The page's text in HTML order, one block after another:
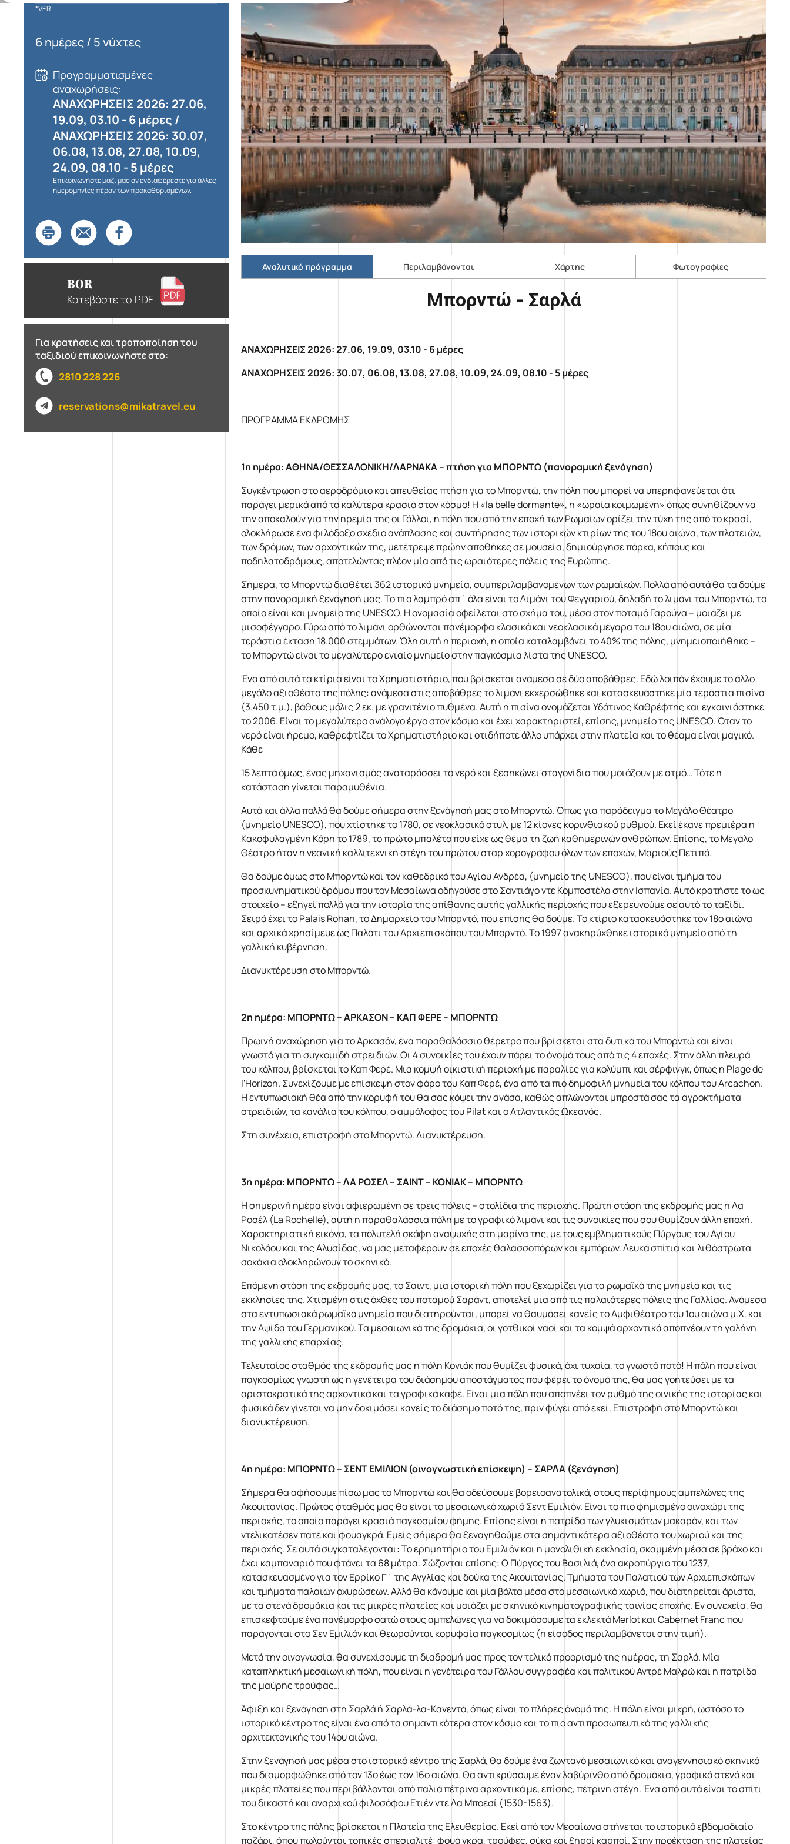
Φθινόπωρο 2026
Mika's Exclusive
Groups
*VER
6 ημέρες / 5 νύχτες
Προγραμματισμένες
αναχωρήσεις:
ΑΝΑΧΩΡΗΣΕΙΣ 2026: 27.06,
19.09, 03.10 - 6 μέρες /
ΑΝΑΧΩΡΗΣΕΙΣ 2026: 30.07,
06.08, 13.08, 27.08, 10.09,
24.09, 08.10 - 5 μέρες
Επικοινωνήστε μαζί μας αν ενδιαφέρεστε για άλλες
ημερομηνίες πέραν των προκαθορισμένων.
BOR
Κατεβάστε το PDF
Για κρατήσεις και τροποποίηση του
ταξιδιού επικοινωνήστε στο:
2810 228 226
reservations@mikatravel.eu
Αναλυτικό πρόγραμμα Περιλαμβάνονται Χάρτης Φωτογραφίες
Μπορντώ - Σαρλά
ΑΝΑΧΩΡΗΣΕΙΣ 2026: 27.06, 19.09, 03.10 - 6 μέρες
ΑΝΑΧΩΡΗΣΕΙΣ 2026: 30.07, 06.08, 13.08, 27.08, 10.09, 24.09, 08.10 - 5 μέρες
ΠΡΟΓΡΑΜΜΑ ΕΚΔΡΟΜΗΣ
1η ημέρα: ΑΘΗΝΑ/ΘΕΣΣΑΛΟΝΙΚΗ/ΛΑΡΝΑΚΑ – πτήση για ΜΠΟΡΝΤΩ (πανοραμική ξενάγηση)
Συγκέντρωση στο αεροδρόμιο και απευθείας πτήση για το Μπορντώ, την πόλη που μπορεί να υπερηφανεύεται ότι
παράγει μερικά από τα καλύτερα κρασιά στον κόσμο! Η «la belle dormante», η «ωραία κοιμωμένη» όπως συνηθίζουν να
την αποκαλούν για την ηρεμία της οι Γάλλοι, η πόλη που από την εποχή των Ρωμαίων ορίζει την τύχη της από το κρασί,
ολοκλήρωσε ένα φιλόδοξο σχέδιο ανάπλασης και συντήρησης των ιστορικών κτιρίων της του 18ου αιώνα, των πλατειών,
των δρόμων, των αρχοντικών της, μετέτρεψε πρώην αποθήκες σε μουσεία, δημιούργησε πάρκα, κήπους και
ποδηλατοδρόμους, αποτελώντας πλέον μία από τις ωραιότερες πόλεις της Ευρώπης.
Σήμερα, το Μπορντώ διαθέτει 362 ιστορικά μνημεία, συμπεριλαμβανομένων των ρωμαϊκών. Πολλά από αυτά θα τα δούμε
στην πανοραμική ξενάγησή μας. Το πιο λαμπρό απ΄ όλα είναι το Λιμάνι του Φεγγαριού, δηλαδή το λιμάνι του Μπορντώ, το
οποίο είναι και μνημείο της UNESCO. Η ονομασία οφείλεται στο σχήμα του, μέσα στον ποταμό Γαρούνα – μοιάζει με
μισοφέγγαρο. Γύρω από το λιμάνι ορθώνονται πανέμορφα κλασικά και νεοκλασικά μέγαρα του 18ου αιώνα, σε μία
τεράστια έκταση 18.000 στεμμάτων. Όλη αυτή η περιοχή, η οποία καταλαμβάνει το 40% της πόλης, μνημειοποιήθηκε –
το Μπορντώ είναι το μεγαλύτερο ενιαίο μνημείο στην παγκόσμια λίστα της UNESCO.
Ένα από αυτά τα κτίρια είναι το Χρηματιστήριο, που βρίσκεται ανάμεσα σε δύο αποβάθρες. Εδώ λοιπόν έχουμε το άλλο
μεγάλο αξιοθέατο της πόλης: ανάμεσα στις αποβάθρες το λιμάνι εκχερσώθηκε και κατασκευάστηκε μία τεράστια πισίνα
(3.450 τ.μ.), βάθους μόλις 2 εκ. με γρανιτένιο πυθμένα. Αυτή η πισίνα ονομάζεται Υδάτινος Καθρέφτης και εγκαινιάστηκε
το 2006. Είναι το μεγαλύτερο ανάλογο έργο στον κόσμο και έχει χαρακτηριστεί, επίσης, μνημείο της UNESCO. Όταν το
νερό είναι ήρεμο, καθρεφτίζει το Χρηματιστήριο και οτιδήποτε άλλο υπάρχει στην πλατεία και το θέαμα είναι μαγικό.
Κάθε
15 λεπτά όμως, ένας μηχανισμός αναταράσσει το νερό και ξεσηκώνει σταγονίδια που μοιάζουν με ατμό… Τότε η
κατάσταση γίνεται παραμυθένια.
Αυτά και άλλα πολλά θα δούμε σήμερα στην ξενάγησή μας στο Μπορντώ. Όπως για παράδειγμα το Μεγάλο Θέατρο
(μνημείο UNESCO), που χτίστηκε το 1780, σε νεοκλασικό στυλ, με 12 κίονες κορινθιακού ρυθμού. Εκεί έκανε πρεμιέρα η
Κακοφυλαγμένη Κόρη το 1789, το πρώτο μπαλέτο που είχε ως θέμα τη ζωή καθημερινών ανθρώπων. Επίσης, το Μεγάλο
Θέατρο ήταν η νεανική καλλιτεχνική στέγη του πρώτου σταρ χορογράφου όλων των εποχών, Μαριούς Πετιπά.
Θα δούμε όμως στο Μπορντώ και τον καθεδρικό του Αγίου Ανδρέα, (μνημείο της UNESCO), που είναι τμήμα του
προσκυνηματικού δρόμου που τον Μεσαίωνα οδηγούσε στο Σαντιάγο ντε Κομποστέλα στην Ισπανία. Αυτό κρατήστε το ως
στοιχείο – εξηγεί πολλά για την ιστορία της απίθανης αυτής γαλλικής περιοχής που εξερευνούμε σε αυτό το ταξίδι.
Σειρά έχει το Palais Rohan, το Δημαρχείο του Μπορντό, που επίσης θα δούμε. Το κτίριο κατασκευάστηκε τον 18ο αιώνα
και αρχικά χρησίμευε ως Παλάτι του Αρχιεπισκόπου του Μπορντό. Το 1997 ανακηρύχθηκε ιστορικό μνημείο από τη
γαλλική κυβέρνηση.
Διανυκτέρευση στο Μπορντώ.
2η ημέρα: ΜΠΟΡΝΤΩ – ΑΡΚΑΣΟΝ – ΚΑΠ ΦΕΡΕ – ΜΠΟΡΝΤΩ
Πρωινή αναχώρηση για το Αρκασόν, ένα παραθαλάσσιο θέρετρο που βρίσκεται στα δυτικά του Μπορντώ και είναι
γνωστό για τη συγκομιδή στρειδιών. Οι 4 συνοικίες του έχουν πάρει το όνομά τους από τις 4 εποχές. Στην άλλη πλευρά
του κόλπου, βρίσκεται το Καπ Φερέ. Μια κομψή οικιστική περιοχή με παραλίες για κολύμπι και σέρφινγκ, όπως η Plage de
l'Horizon. Συνεχίζουμε με επίσκεψη στον φάρo του Καπ Φερέ, ένα από τα πιο δημοφιλή μνημεία του κόλπου του Arcachon.
Η εντυπωσιακή θέα από την κορυφή του θα σας κόψει την ανάσα, καθώς απλώνονται μπροστά σας τα αγροκτήματα
στρειδιών, τα κανάλια του κόλπου, ο αμμόλοφος του Pilat και ο Ατλαντικός Ωκεανός.
Στη συνέχεια, επιστροφή στο Μπορντώ. Διανυκτέρευση.
3η ημέρα: ΜΠΟΡΝΤΩ – ΛΑ ΡΟΣΕΛ – ΣΑΙΝΤ – ΚΟΝΙΑΚ – ΜΠΟΡΝΤΩ
Η σημερινή ημέρα είναι αφιερωμένη σε τρεις πόλεις – στολίδια της περιοχής. Πρώτη στάση της εκδρομής μας η Λα
Ροσέλ (La Rochelle), αυτή η παραθαλάσσια πόλη με το γραφικό λιμάνι και τις συνοικίες που σου θυμίζουν άλλη εποχή.
Χαρακτηριστική εικόνα, τα πολυτελή σκάφη αναψυχής στη μαρίνα της, με τους εμβληματικούς Πύργους του Αγίου
Νικολάου και της Αλυσίδας, να μας μεταφέρουν σε εποχές θαλασσοπόρων και εμπόρων. Λευκά σπίτια και λιθόστρωτα
σοκάκια ολοκληρώνουν το σκηνικό.
Επόμενη στάση της εκδρομής μας, το Σαιντ, μια ιστορική πόλη που ξεχωρίζει για τα ρωμαϊκά της μνημεία και τις
εκκλησίες της. Χτισμένη στις όχθες του ποταμού Σαράντ, αποτελεί μια από τις παλαιότερες πόλεις της Γαλλίας. Ανάμεσα
στα εντυπωσιακά ρωμαϊκά μνημεία που διατηρούνται, μπορεί να θαυμάσει κανείς το Αμφιθέατρο του 1ου αιώνα μ.Χ. και
την Αψίδα του Γερμανικού. Τα μεσαιωνικά της δρομάκια, οι γοτθικοί ναοί και τα κομψά αρχοντικά αποπνέουν τη γαλήνη
της γαλλικής επαρχίας.
Τελευταίος σταθμός της εκδρομής μας η πόλη Κονιάκ που θυμίζει φυσικά, όχι τυχαία, το γνωστό ποτό! Η πόλη που είναι
παγκοσμίως γνωστή ως η γενέτειρα του διάσημου αποστάγματος που φέρει το όνομά της, θα μας γοητεύσει με τα
αριστοκρατικά της αρχοντικά και τα γραφικά καφέ. Είναι μια πόλη που αποπνέει τον ρυθμό της οινικής της ιστορίας και
φυσικά δεν γίνεται να μην δοκιμάσει κανείς το διάσημο ποτό της, πριν φύγει από εκεί. Επιστροφή στο Μπορντώ και
διανυκτέρευση.
4η ημέρα: ΜΠΟΡΝΤΩ – ΣΕΝΤ ΕΜΙΛΙΟΝ (οινογνωστική επίσκεψη) – ΣΑΡΛΑ (ξενάγηση)
Σήμερα θα αφήσουμε πίσω μας το Μπορντώ και θα οδεύσουμε βορειοανατολικά, στους περίφημους αμπελώνες της
Ακουιτανίας. Πρώτος σταθμός μας θα είναι το μεσαιωνικό χωριό Σεντ Εμιλιόν. Είναι το πιο φημισμένο οινοχώρι της
περιοχής, το οποίο παράγει κρασιά παγκοσμίου φήμης. Επίσης είναι η πατρίδα των γλυκισμάτων μακαρόν, και των
ντελικατέσεν πατέ και φουαγκρά. Εμείς σήμερα θα ξεναγηθούμε στα σημαντικότερα αξιοθέατα του χωριού και της
περιοχής. Σε αυτά συγκαταλέγονται: Το ερημητήριο του Εμιλιόν και η μονολιθική εκκλησία, σκαμμένη μέσα σε βράχο και
έχει καμπαναριό που φτάνει τα 68 μέτρα. Σώζονται επίσης: Ο Πύργος του Βασιλιά, ένα ακροπύργιο του 1237,
κατασκευασμένο για τον Ερρίκο Γ΄ της Αγγλίας και δούκα της Ακουιτανίας. Τμήματα του Παλατιού των Αρχιεπισκόπων
και τμήματα παλαιών οχυρώσεων. Αλλά θα κάνουμε και μία βόλτα μέσα στο μεσαιωνικό χωριό, που διατηρείται άριστα,
με τα στενά δρομάκια και τις μικρές πλατείες και μοιάζει με σκηνικό κινηματογραφικής ταινίας εποχής. Εν συνεχεία, θα
επισκεφτούμε ένα πανέμορφο σατώ στους αμπελώνες για να δοκιμάσουμε τα εκλεκτά Merlot και Cabernet Franc που
παράγονται στο Σεν Εμιλιόν και θεωρούνται κορυφαία παγκοσμίως (η είσοδος περιλαμβάνεται στην τιμή).
Μετά την οινογνωσία, θα συνεχίσουμε τη διαδρομή μας προς τον τελικό προορισμό της ημέρας, τη Σαρλά. Μία
καταπληκτική μεσαιωνική πόλη, που είναι η γενέτειρα του Γάλλου συγγραφέα και πολιτικού Αντρέ Μαλρώ και η πατρίδα
της μαύρης τρούφας…
Άφιξη και ξενάγηση στη Σαρλά ή Σαρλά-λα-Κανεντά, όπως είναι το πλήρες όνομά της. Η πόλη είναι μικρή, ωστόσο το
ιστορικό κέντρο της είναι ένα από τα σημαντικότερα στον κόσμο και το πιο αντιπροσωπευτικό της γαλλικής
αρχιτεκτονικής του 14ου αιώνα.
Στην ξενάγησή μας μέσα στο ιστορικό κέντρο της Σαρλά, θα δούμε ένα ζωντανό μεσαιωνικό και αναγεννησιακό σκηνικό
που διαμορφώθηκε από τον 13ο έως τον 16ο αιώνα. Θα αντικρύσουμε έναν λαβύρινθο από δρομάκια, γραφικά στενά και
μικρές πλατείες που περιβάλλονται από παλιά πέτρινα αρχοντικά με, επίσης, πέτρινη στέγη. Ένα από αυτά είναι το σπίτι
του δικαστή και αναρχικού φιλοσόφου Ετιέν ντε Λα Μποεσί (1530-1563).
Στο κέντρο της πόλης βρίσκεται η Πλατεία της Ελευθερίας. Εκεί από τον Μεσαίωνα στήνεται το ιστορικό εβδομαδιαίο
παζάρι, όπου πωλούνται τοπικές σπεσιαλιτέ: φουά γκρα, τρούφες, σύκα και ξηροί καρποί. Στην προέκταση της πλατείας